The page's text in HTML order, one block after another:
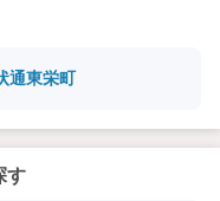
通東栄町
す